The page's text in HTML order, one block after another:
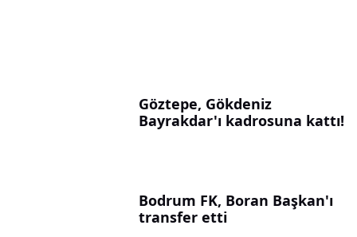
Göztepe, Gökdeniz
Bayrakdar'ı kadrosuna kattı!
Bodrum FK, Boran Başkan'ı
transfer etti